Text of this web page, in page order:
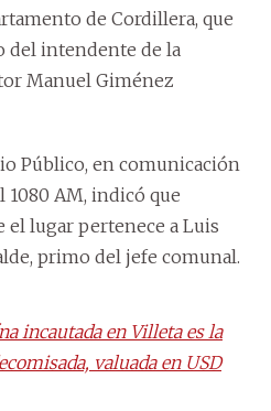
de Cordillera, que
del intendente de la
Manuel Giménez
Público, en comunicación
AM, indicó que
el lugar pertenece a Luis
primo del jefe comunal.
incautada en Villeta es la
valuada en USD